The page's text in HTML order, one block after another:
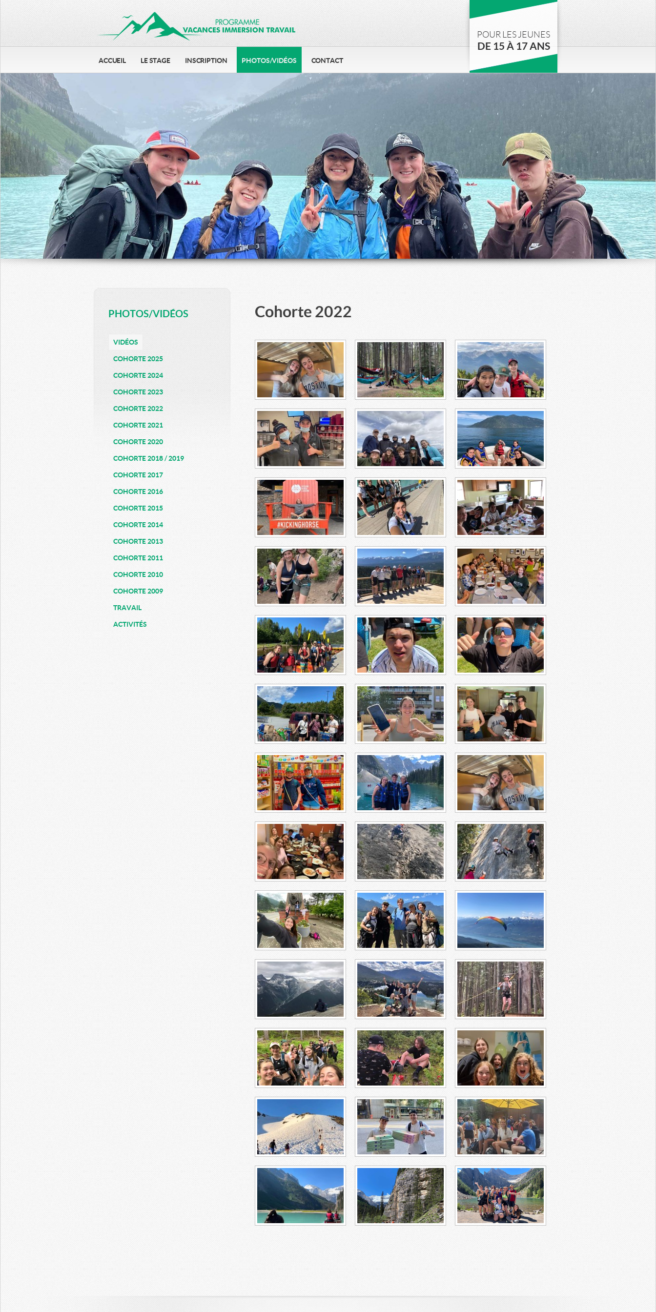
ACCUEIL LE STAGE INSCRIPTION PHOTOS/VIDÉOS CONTACT
POUR LES JEUNES
DE 15 À 17 ANS
PHOTOS/VIDÉOS
VIDÉOS
COHORTE 2025
COHORTE 2024
COHORTE 2023
COHORTE 2022
COHORTE 2021
COHORTE 2020
COHORTE 2018 / 2019
COHORTE 2017
COHORTE 2016
COHORTE 2015
COHORTE 2014
COHORTE 2013
COHORTE 2011
COHORTE 2010
COHORTE 2009
TRAVAIL
ACTIVITÉS
Cohorte 2022